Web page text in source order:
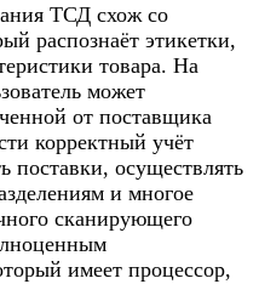
ТСД схож со
распознаёт этикетки,
товара. На
может
от поставщика
корректный учёт
поставки, осуществлять
и многое
сканирующего
имеет процессор,